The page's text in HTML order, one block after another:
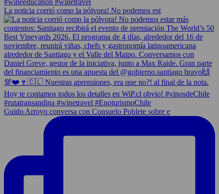
La noticia corrió como la pólvora! No podemos est
Guido Arroyo conversa con Consuelo Poblete sobre e